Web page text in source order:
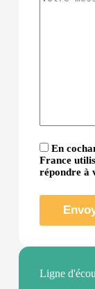
En
France
répondre à
Ligne